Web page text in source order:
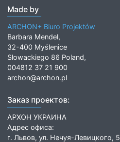
Made by
ARCHON+ Biuro Projektów
Barbara Mendel,
32-400 Myślenice
Słowackiego 86 Poland,
004812 37 21 900
archon@archon.pl
Заказ проектов:
АРХОН УКРАИНА
Адрес офиса:
г. Львов, ул. Нечуя-Левицкого, 5